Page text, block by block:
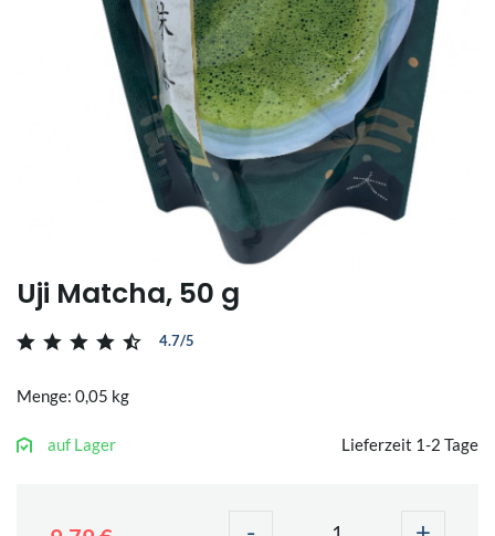
Uji Matcha, 50 g
4.7/5
Menge: 0,05 kg
auf Lager Lieferzeit 1-2 Tage